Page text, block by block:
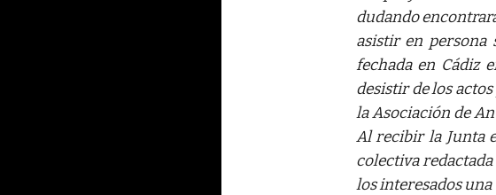
dudando
asistir en persona
fechada en Cádiz
desistir de los
la Asociación de
Al recibir la Junta
colectiva
los interesados